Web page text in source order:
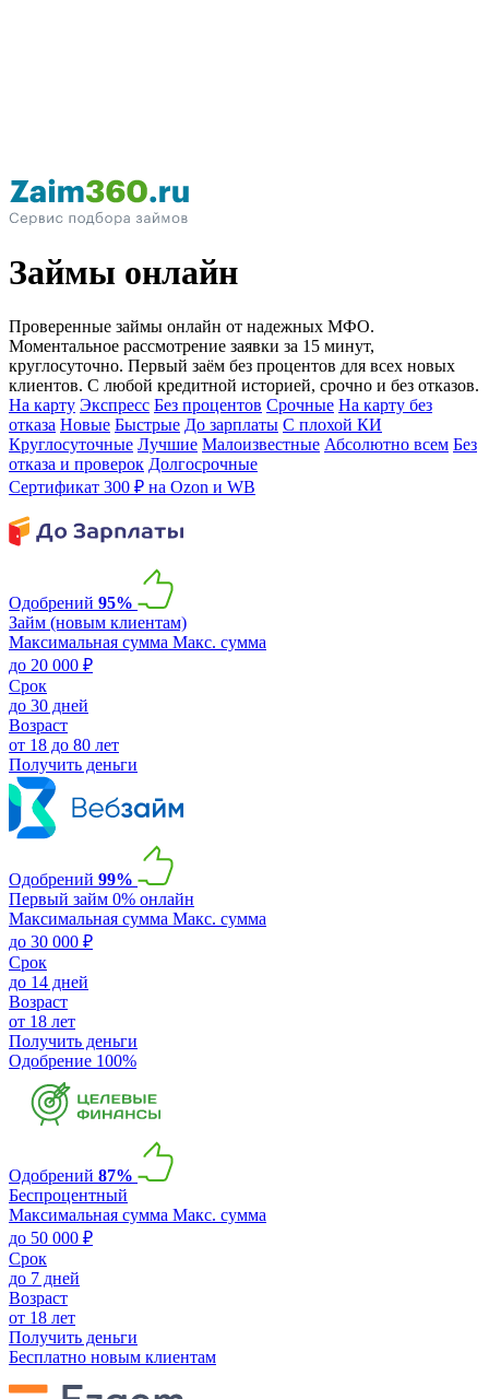
Займы онлайн
Проверенные займы онлайн от надежных МФО.
Моментальное рассмотрение заявки за 15 минут,
круглосуточно. Первый заём без процентов для всех новых
клиентов. С любой кредитной историей, срочно и без отказов.
На карту Экспресс Без процентов Срочные На карту без
отказа Новые Быстрые До зарплаты С плохой КИ
Круглосуточные Лучшие Малоизвестные Абсолютно всем Без
отказа и проверок Долгосрочные
Сертификат 300 ₽ на Ozon и WB
Одобрений 95%
Займ (новым клиентам)
Максимальная сумма Макс. сумма
до 20 000 ₽
Срок
до 30 дней
Возраст
от 18 до 80 лет
Получить деньги
Одобрений 99%
Первый займ 0% онлайн
Максимальная сумма Макс. сумма
до 30 000 ₽
Срок
до 14 дней
Возраст
от 18 лет
Получить деньги
Одобрение 100%
Одобрений 87%
Беспроцентный
Максимальная сумма Макс. сумма
до 50 000 ₽
Срок
до 7 дней
Возраст
от 18 лет
Получить деньги
Бесплатно новым клиентам